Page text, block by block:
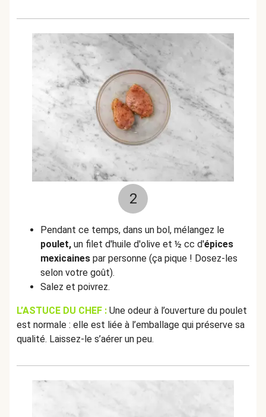
2
Pendant ce temps, dans un bol, mélangez le
poulet, un filet d'huile d'olive et ½ cc d'épices
mexicaines par personne (ça pique ! Dosez-les
selon votre goût).
Salez et poivrez.
L’ASTUCE DU CHEF : Une odeur à l’ouverture du poulet
est normale : elle est liée à l’emballage qui préserve sa
qualité. Laissez-le s’aérer un peu.